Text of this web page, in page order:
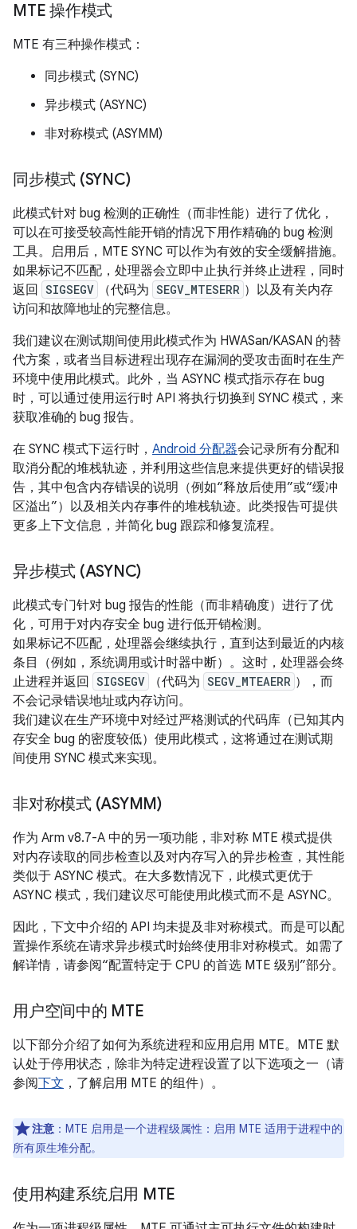
MTE 操作模式
MTE 有三种操作模式：
同步模式 (SYNC)
异步模式 (ASYNC)
非对称模式 (ASYMM)
同步模式 (SYNC)
此模式针对 bug 检测的正确性（而非性能）进行了优化，
可以在可接受较高性能开销的情况下用作精确的 bug 检测
工具。启用后，MTE SYNC 可以作为有效的安全缓解措施。
如果标记不匹配，处理器会立即中止执行并终止进程，同时
返回
SIGSEGV （代码为 SEGV_MTESERR ）以及有关内存
访问和故障地址的完整信息。
我们建议在测试期间使用此模式作为 HWASan/KASAN 的替
代方案，或者当目标进程出现存在漏洞的受攻击面时在生产
环境中使用此模式。此外，当 ASYNC 模式指示存在 bug
时，可以通过使用运行时 API 将执行切换到 SYNC 模式，来
获取准确的 bug 报告。
在 SYNC 模式下运行时， Android 分配器会记录所有分配和
取消分配的堆栈轨迹，并利用这些信息来提供更好的错误报
告，其中包含内存错误的说明（例如“释放后使用”或“缓冲
区溢出”）以及相关内存事件的堆栈轨迹。此类报告可提供
更多上下文信息，并简化 bug 跟踪和修复流程。
异步模式 (ASYNC)
此模式专门针对 bug 报告的性能（而非精确度）进行了优
化，可用于对内存安全 bug 进行低开销检测。
如果标记不匹配，处理器会继续执行，直到达到最近的内核
条目（例如，系统调用或计时器中断）。这时，处理器会终
止进程并返回
SIGSEGV （代码为 SEGV_MTEAERR ），而
不会记录错误地址或内存访问。
我们建议在生产环境中对经过严格测试的代码库（已知其内
存安全 bug 的密度较低）使用此模式，这将通过在测试期
间使用 SYNC 模式来实现。
非对称模式 (ASYMM)
作为 Arm v8.7-A 中的另一项功能，非对称 MTE 模式提供
对内存读取的同步检查以及对内存写入的异步检查，其性能
类似于 ASYNC 模式。在大多数情况下，此模式更优于
ASYNC 模式，我们建议尽可能使用此模式而不是 ASYNC。
因此，下文中介绍的 API 均未提及非对称模式。而是可以配
置操作系统在请求异步模式时始终使用非对称模式。如需了
解详情，请参阅“配置特定于 CPU 的首选 MTE 级别”部分。
用户空间中的 MTE
以下部分介绍了如何为系统进程和应用启用 MTE。MTE 默
认处于停用状态，除非为特定进程设置了以下选项之一（请
参阅下文 ，了解启用 MTE 的组件）。
注意 ：MTE 启用是一个进程级属性：启用 MTE 适用于进程中的
所有原生堆分配。
使用构建系统启用 MTE